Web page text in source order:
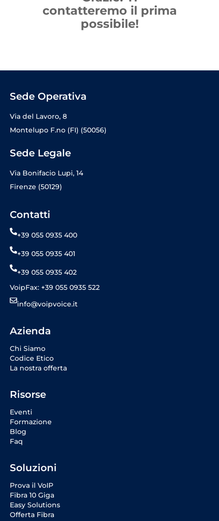
contatteremo il prima
possibile!
Sede Operativa
Via del Lavoro, 8
Montelupo F.no (FI) (50056)
Sede Legale
Via Bonifacio Lupi, 14
Firenze (50129)
Contatti
+39 055 0935 400
+39 055 0935 401
+39 055 0935 402
VoipFax: +39 055 0935 522
info@voipvoice.it
Azienda
Chi Siamo
Codice Etico
La nostra offerta
Risorse
Eventi
Formazione
Blog
Faq
Soluzioni
Prova il VoIP
Fibra 10 Giga
Easy Solutions
Offerta Fibra